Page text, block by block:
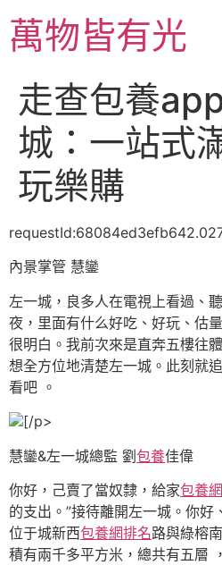
主萬物皆有光
走查包養
城：一站式
玩樂購
內景掌管 慧鑾
左一城，良多人在電視上看過、
夜，里面有什么好吃、好玩、估
很明白。我前次來是直奔五樓往
想全方位地清楚左一城。此刻就
看吧 。
[/p>
慧鑾&左一城總監 劉包養佳偉
你好，己賣了當奴隸，給家包養
的支出。”接待離開左一城。你
位于城新西包養網排名路與綠榕
積有兩千多平方米，總共有五層